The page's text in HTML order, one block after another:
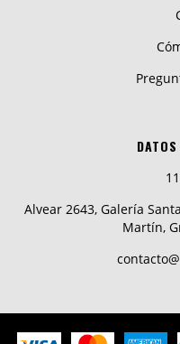
Alvear 2643, Galería
Martín,